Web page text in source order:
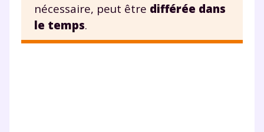
nécessaire, peut être différée dans
le temps.